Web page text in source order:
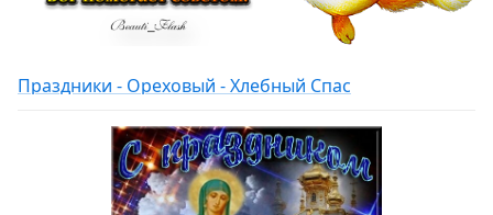
Праздники - Ореховый - Хлебный Спас